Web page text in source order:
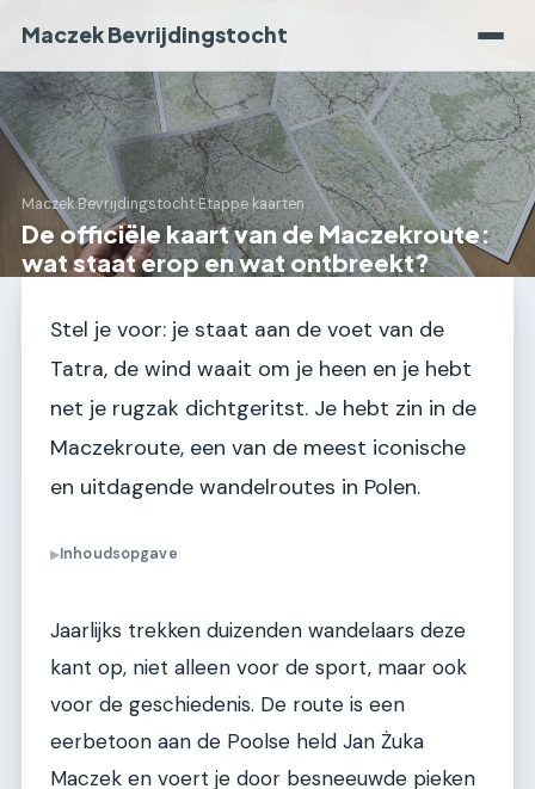
Maczek Bevrijdingstocht
Maczek Bevrijdingstocht›Etappe kaarten
De officiële kaart van de Maczekroute:
wat staat erop en wat ontbreekt?
Stel je voor: je staat aan de voet van de
Tatra, de wind waait om je heen en je hebt
net je rugzak dichtgeritst. Je hebt zin in de
Maczekroute, een van de meest iconische
en uitdagende wandelroutes in Polen.
▶Inhoudsopgave
Jaarlijks trekken duizenden wandelaars deze
kant op, niet alleen voor de sport, maar ook
voor de geschiedenis. De route is een
eerbetoon aan de Poolse held Jan Żuka
Maczek en voert je door besneeuwde pieken